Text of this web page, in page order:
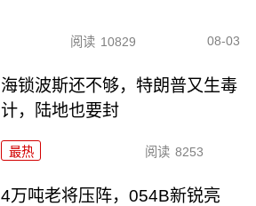
阅读 10829 08-03
海锁波斯还不够，特朗普又生毒
计，陆地也要封
最热 阅读 8253
4万吨老将压阵，054B新锐亮